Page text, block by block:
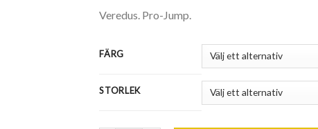
Veredus. Pro-Jump.
FÄRG
STORLEK